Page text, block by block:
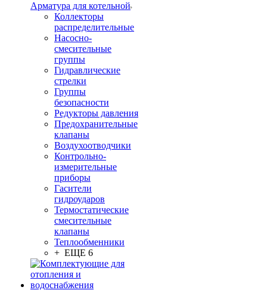
Арматура для котельной
Коллекторы
распределительные
Насосно-
смесительные
группы
Гидравлические
стрелки
Группы
безопасности
Редукторы давления
Предохранительные
клапаны
Воздухоотводчики
Контрольно-
измерительные
приборы
Гасители
гидроударов
Термостатические
смесительные
клапаны
Теплообменники
+ ЕЩЕ 6